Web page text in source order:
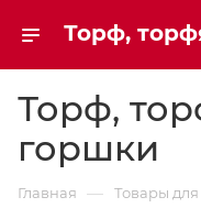
Торф,
горшки
Главная — Товары для